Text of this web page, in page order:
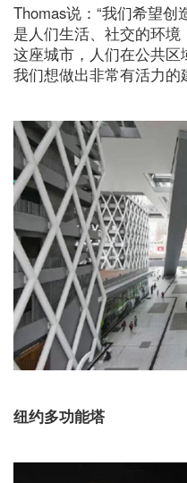
Thomas说：“我们希望
是人们生活、社交的环
这座城市，人们在公共区
我们想做出非常有活力的
纽约多功能塔